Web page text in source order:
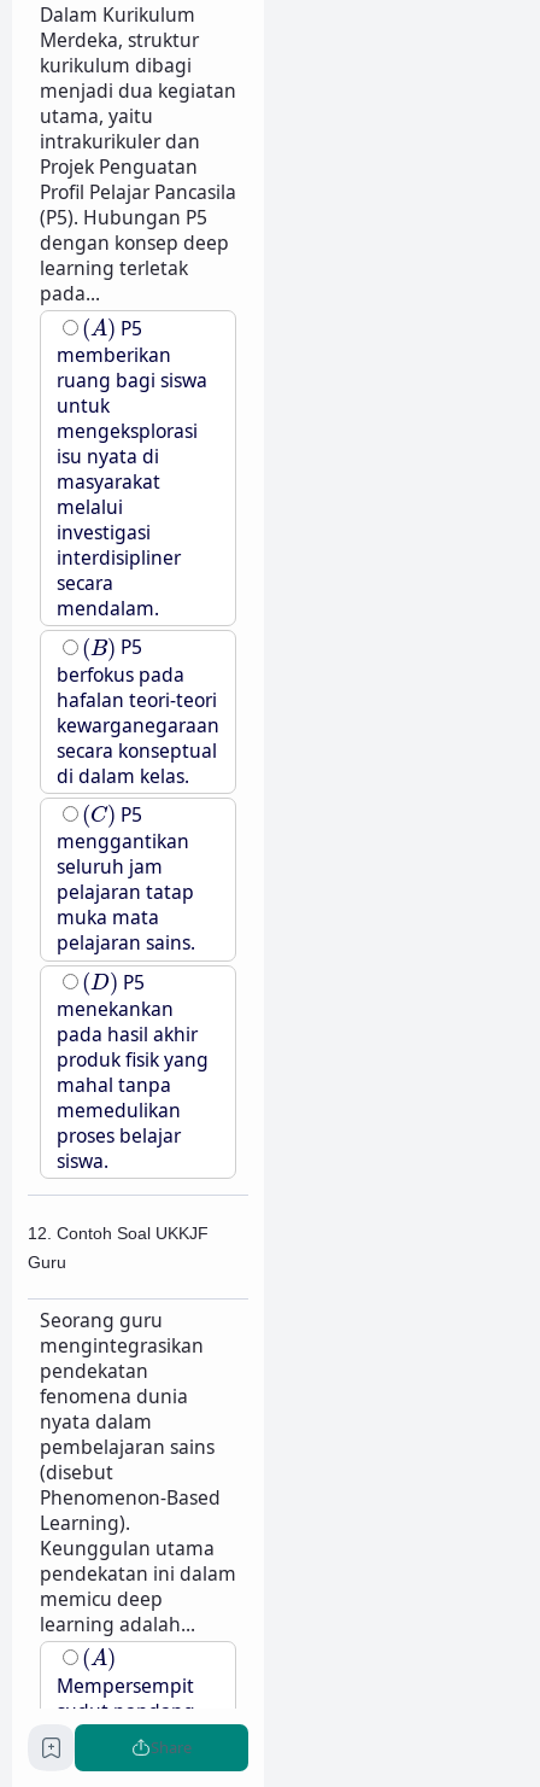
Dalam Kurikulum
Merdeka, struktur
kurikulum dibagi
menjadi dua kegiatan
utama, yaitu
intrakurikuler dan
Projek Penguatan
Profil Pelajar Pancasila
(P5). Hubungan P5
dengan konsep deep
learning terletak
pada...
(A)
(A) P5
memberikan
ruang bagi siswa
untuk
mengeksplorasi
isu nyata di
masyarakat
melalui
investigasi
interdisipliner
secara
mendalam.
(B)
(B) P5
berfokus pada
hafalan teori-teori
kewarganegaraan
secara konseptual
di dalam kelas.
(C)
(C) P5
menggantikan
seluruh jam
pelajaran tatap
muka mata
pelajaran sains.
(D)
(D) P5
menekankan
pada hasil akhir
produk fisik yang
mahal tanpa
memedulikan
proses belajar
siswa.
12. Contoh Soal UKKJF
Guru
Seorang guru
mengintegrasikan
pendekatan
fenomena dunia
nyata dalam
pembelajaran sains
(disebut
Phenomenon-Based
Learning).
Keunggulan utama
pendekatan ini dalam
memicu deep
learning adalah...
(A)
(A)
Mempersempit
sudut pandang
siswa hanya pada
satu bidang
Share